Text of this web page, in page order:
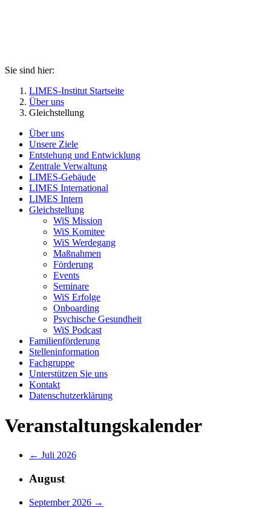
Sie sind hier:
LIMES-Institut Startseite
Über uns
Gleichstellung
Über uns
Unsere Ziele
Entstehung und Entwicklung
Zentrale Verwaltung
LIMES-Gebäude
LIMES International
LIMES Intern
Gleichstellung
WiS Mission
WiS Komitee
WiS Werdegang
Maßnahmen
Förderung
Events
Seminare
WiS Erfolge
Onboarding
Psychische Gesundheit
WiS Podcast
Familienförderung
Stelleninformation
Fachgruppe
Unterstützen Sie uns
Kontakt
Datenschutzerklärung
Veranstaltungskalender
← Juli 2026
August
September 2026 →